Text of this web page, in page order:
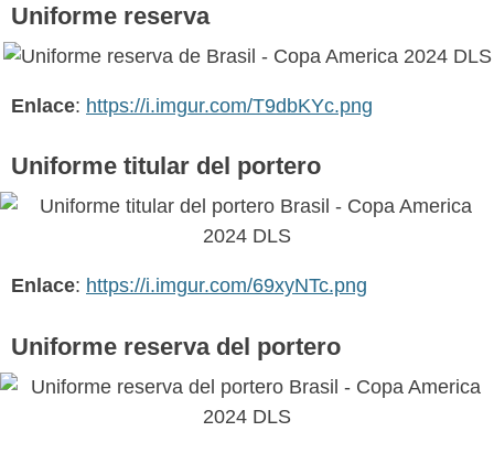
Uniforme reserva
Enlace: https://i.imgur.com/T9dbKYc.png
Uniforme titular del portero
Enlace: https://i.imgur.com/69xyNTc.png
Uniforme reserva del portero